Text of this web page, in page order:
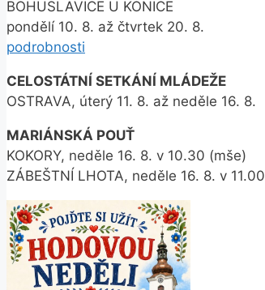
BOHUSLAVICE U KONICE
pondělí 10. 8. až čtvrtek 20. 8.
podrobnosti
CELOSTÁTNÍ SETKÁNÍ MLÁDEŽE
OSTRAVA, úterý 11. 8. až neděle 16. 8.
MARIÁNSKÁ POUŤ
KOKORY, neděle 16. 8. v 10.30 (mše)
ZÁBEŠTNÍ LHOTA, neděle 16. 8. v 11.00